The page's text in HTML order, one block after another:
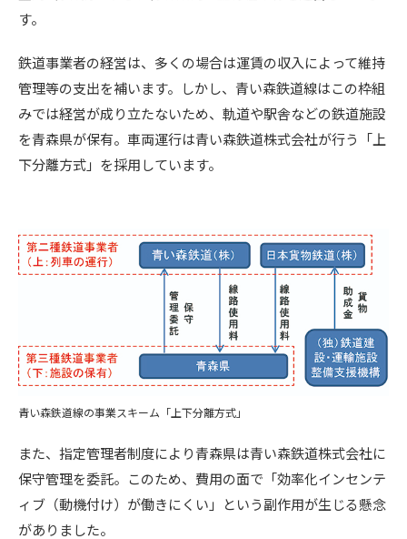
す。
鉄道事業者の経営は、多くの場合は運賃の収入によって維持
管理等の支出を補います。しかし、青い森鉄道線はこの枠組
みでは経営が成り立たないため、軌道や駅舎などの鉄道施設
を青森県が保有。車両運行は青い森鉄道株式会社が行う「上
下分離方式」を採用しています。
青い森鉄道線の事業スキーム「上下分離方式」
また、指定管理者制度により青森県は青い森鉄道株式会社に
保守管理を委託。このため、費用の面で「効率化インセンテ
ィブ（動機付け）が働きにくい」という副作用が生じる懸念
がありました。